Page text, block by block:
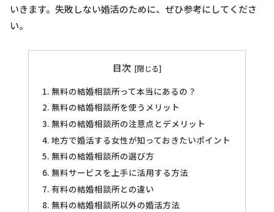
いきます。失敗しない婚活のために、ぜひ参考にしてくださ
い。
目次
無料の結婚相談所って本当にあるの？
無料の結婚相談所を使うメリット
無料の結婚相談所の注意点とデメリット
地方で婚活する女性が知っておきたいポイント
無料の結婚相談所の選び方
無料サービスを上手に活用する方法
有料の結婚相談所との違い
無料の結婚相談所以外の婚活方法